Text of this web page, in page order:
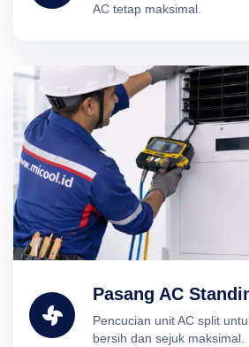
AC tetap maksimal.
Pasang AC
Pencucian unit AC split
bersih dan sejuk maksimal.